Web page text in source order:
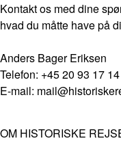
Kontakt os med dine
hvad du måtte have på
Anders Bager Eriksen
Telefon: +45 20 93 17 14
E-mail:
OM HISTORISKE